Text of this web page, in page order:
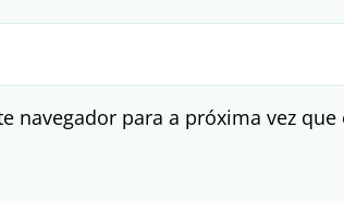
navegador para a próxima vez